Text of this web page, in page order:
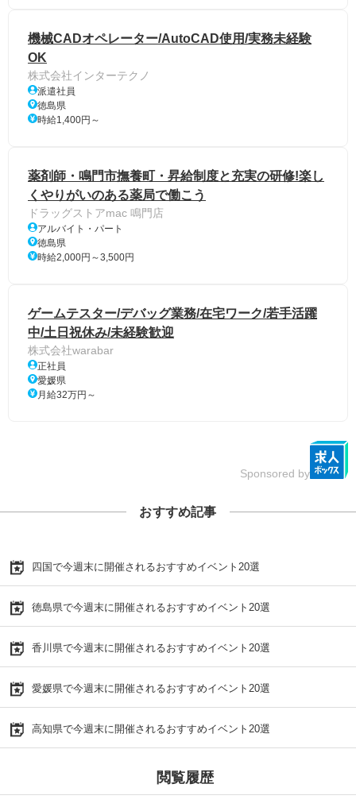
機械CADオペレーター/AutoCAD使用/実務未経験
OK
株式会社インターテクノ
派遣社員
徳島県
時給1,400円～
薬剤師・鳴門市撫養町・昇給制度と充実の研修!楽し
くやりがいのある薬局で働こう
ドラッグストアmac 鳴門店
アルバイト・パート
徳島県
時給2,000円～3,500円
ゲームテスター/デバッグ業務/在宅ワーク/若手活躍
中/土日祝休み/未経験歓迎
株式会社warabar
正社員
愛媛県
月給32万円～
Sponsored by
おすすめ記事
四国で今週末に開催されるおすすめイベント20選
徳島県で今週末に開催されるおすすめイベント20選
香川県で今週末に開催されるおすすめイベント20選
愛媛県で今週末に開催されるおすすめイベント20選
高知県で今週末に開催されるおすすめイベント20選
閲覧履歴